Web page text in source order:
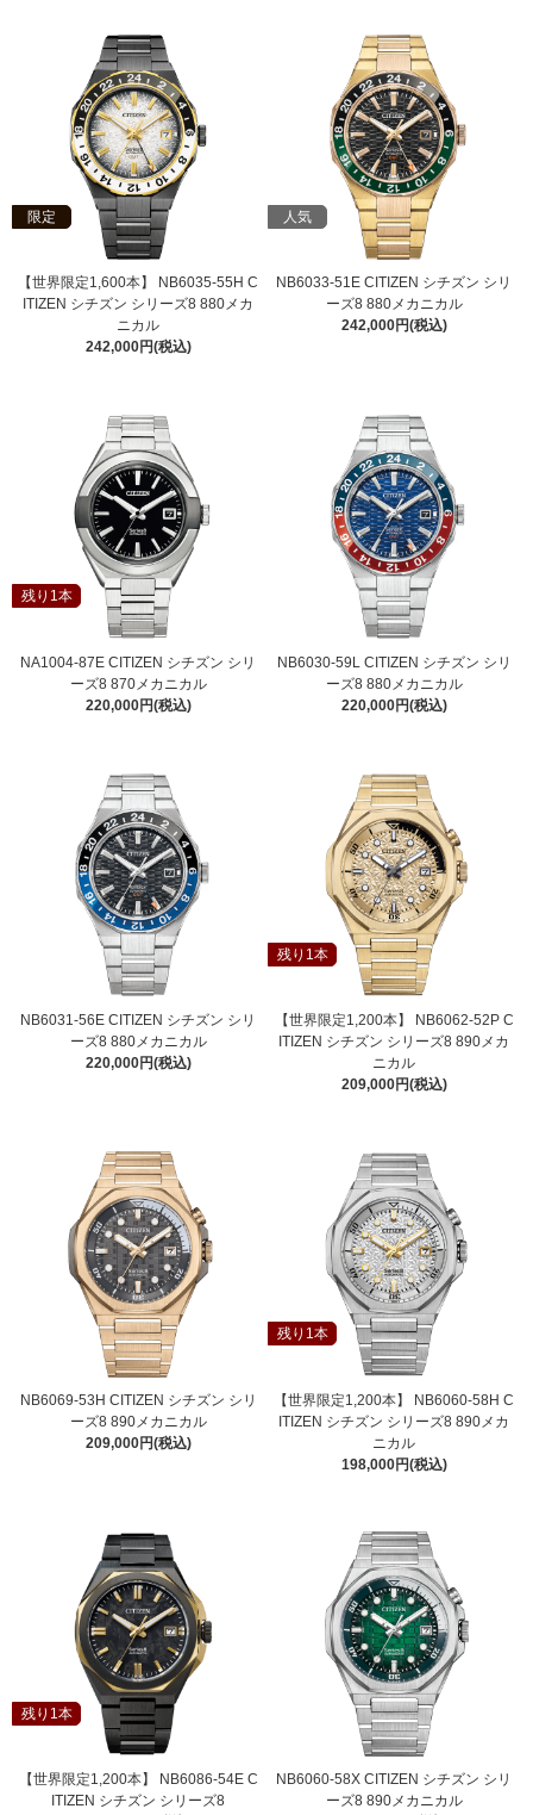
限定
【世界限定1,600本】 NB6035-55H C
ITIZEN シチズン シリーズ8 880メカ
ニカル
242,000円(税込)
人気
NB6033-51E CITIZEN シチズン シリ
ーズ8 880メカニカル
242,000円(税込)
残り1本
NA1004-87E CITIZEN シチズン シリ
ーズ8 870メカニカル
220,000円(税込)
NB6030-59L CITIZEN シチズン シリ
ーズ8 880メカニカル
220,000円(税込)
NB6031-56E CITIZEN シチズン シリ
ーズ8 880メカニカル
220,000円(税込)
残り1本
【世界限定1,200本】 NB6062-52P C
ITIZEN シチズン シリーズ8 890メカ
ニカル
209,000円(税込)
NB6069-53H CITIZEN シチズン シリ
ーズ8 890メカニカル
209,000円(税込)
残り1本
【世界限定1,200本】 NB6060-58H C
ITIZEN シチズン シリーズ8 890メカ
ニカル
198,000円(税込)
残り1本
【世界限定1,200本】 NB6086-54E C
ITIZEN シチズン シリーズ8
NB6060-58X CITIZEN シチズン シリ
ーズ8 890メカニカル